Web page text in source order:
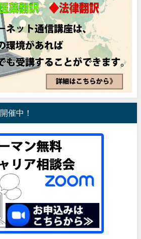
催中！